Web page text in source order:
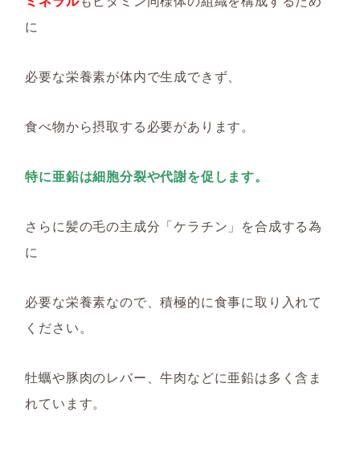
に
必要な栄養素が体内で生成できず、
食べ物から摂取する必要があります。
特に亜鉛は細胞分裂や代謝を促します。
さらに髪の毛の主成分「ケラチン」を合成する為
に
必要な栄養素なので、積極的に食事に取り入れて
ください。
牡蠣や豚肉のレバー、牛肉などに亜鉛は多く含ま
れています。